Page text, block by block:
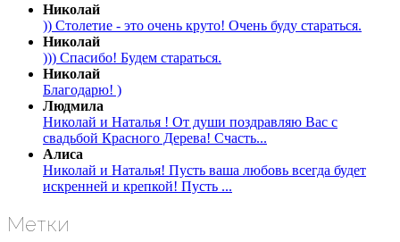
Николай
)) Столетие - это очень круто! Очень буду стараться.
Николай
))) Спасибо! Будем стараться.
Николай
Благодарю! )
Людмила
Николай и Наталья ! От души поздравляю Вас с
свадьбой Красного Дерева! Счасть...
Алиса
Николай и Наталья! Пусть ваша любовь всегда будет
искренней и крепкой! Пусть ...
Метки